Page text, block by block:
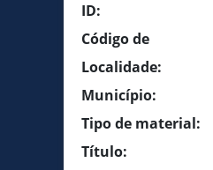
ID:
Código de
Localidade:
Município:
Tipo de material:
Título: